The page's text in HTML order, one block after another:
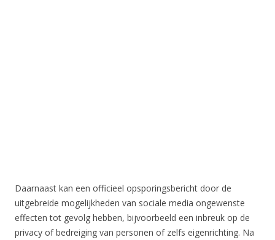
Daarnaast kan een officieel opsporingsbericht door de
uitgebreide mogelijkheden van sociale media ongewenste
effecten tot gevolg hebben, bijvoorbeeld een inbreuk op de
privacy of bedreiging van personen of zelfs eigenrichting. Na